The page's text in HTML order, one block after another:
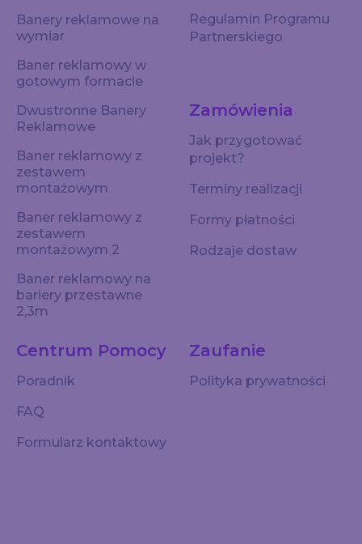
Banery reklamowe na
wymiar
Baner reklamowy w
gotowym formacie
Dwustronne Banery
Reklamowe
Baner reklamowy z
zestawem
montażowym
Baner reklamowy z
zestawem
montażowym 2
Baner reklamowy na
bariery przestawne
2,3m
Regulamin Programu
Partnerskiego
Centrum Pomocy
Poradnik
FAQ
Formularz kontaktowy
Zaufanie
Polityka prywatności
Zamówienia
Jak przygotować
projekt?
Terminy realizacji
Formy płatności
Rodzaje dostaw